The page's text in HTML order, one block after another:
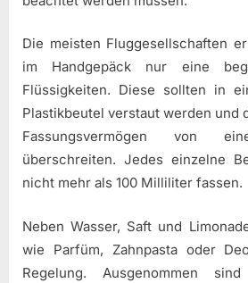
Die meisten Fluggesellschaften
im Handgepäck nur eine
Flüssigkeiten. Diese sollten in
Plastikbeutel verstaut werden und
Fassungsvermögen von
überschreiten. Jedes einzelne
nicht mehr als 100 Milliliter fassen.
Neben Wasser, Saft und
wie Parfüm, Zahnpasta oder
Regelung. Ausgenommen